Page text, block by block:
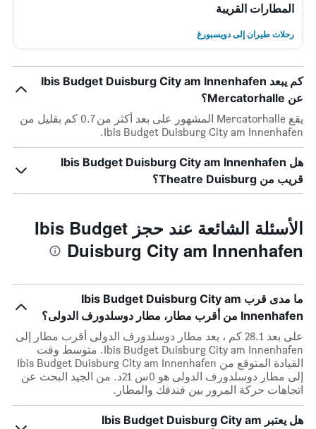
المطارات القريبة
رحلات طيران إلى دويسبورغ
كم يبعد Ibis Budget Duisburg City am Innenhafen
عن Mercatorhalle؟
يقع Mercatorhalle المشهور على بعد أكثر من 0.7 كم بقليل من
Ibis Budget Duisburg City am Innenhafen.
هل Ibis Budget Duisburg City am Innenhafen
قريب من Theatre Duisburg؟
الأسئلة الشائعة عند حجز Ibis Budget
Duisburg City am Innenhafen
ما مدى قرب Ibis Budget Duisburg City am
Innenhafen من أقرب مطار، مطار دوسلدورف الدولى؟
على بعد 28.1 كم ، يعد مطار دوسلدورف الدولى أقرب مطار إلى
Ibis Budget Duisburg City am Innenhafen. متوسط وقت
القيادة المتوقع من Ibis Budget Duisburg City am Innenhafen
إلى مطار دوسلدورف الدولى هو 0س 21د. من الجيد البحث عن
اتجاهات حركة المرور بين فندقك والمطار.
هل يعتبر Ibis Budget Duisburg City am